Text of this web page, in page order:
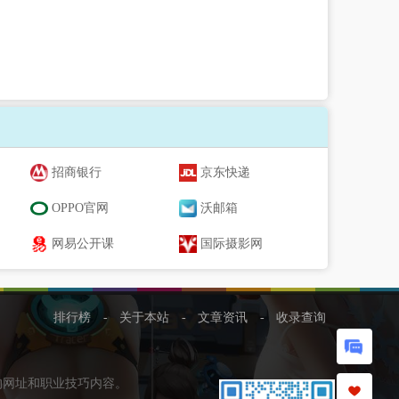
招商银行 京东快递
OPPO官网 沃邮箱
网易公开课 国际摄影网
排行榜 - 关于本站 - 文章资讯 - 收录查询
址和职业技巧内容。